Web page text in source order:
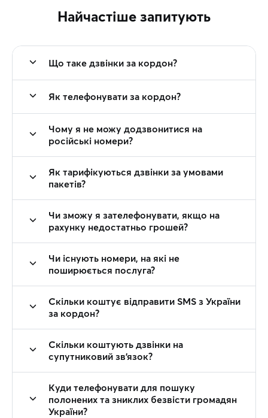
Найчастіше запитують
Що таке дзвінки за кордон?
Як телефонувати за кордон?
Чому я не можу додзвонитися на
російські номери?
Як тарифікуються дзвінки за умовами
пакетів?
Чи зможу я зателефонувати, якщо на
рахунку недостатньо грошей?
Чи існують номери, на які не
поширюється послуга?
Скільки коштує відправити SMS з України
за кордон?
Скільки коштують дзвінки на
супутниковий зв'язок?
Куди телефонувати для пошуку
полонених та зниклих безвісти громадян
України?